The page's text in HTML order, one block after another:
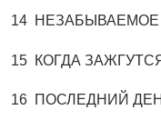
14 НЕЗАБЫВАЕМОЕ
15 КОГДА
16 ПОСЛЕДНИЙ ДЕНЬ